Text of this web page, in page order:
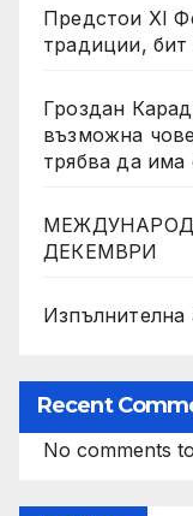
Предстои XI
традиции, бит
Гроздан
възможна
трябва да има
ДЕКЕМВРИ
Recent
No comments